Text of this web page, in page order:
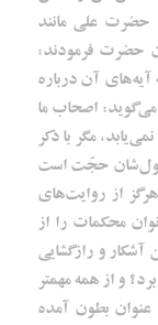
حضرت علی مانند
حضرت فرمودند:
آیه‌های آن درباره‌
اصحاب ما
مگر با ذکر
قول‌شان حجّت است
از روایت‌های
محکمات را از
و رازگشایی
و از همه مهمتر
عنوان بطون آمده